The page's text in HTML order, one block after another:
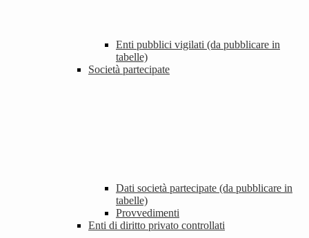
Enti pubblici vigilati (da pubblicare in
tabelle)
Società partecipate
Dati società partecipate (da pubblicare in
tabelle)
Provvedimenti
Enti di diritto privato controllati